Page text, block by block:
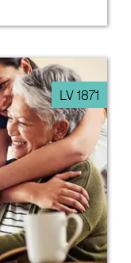
LV 1871